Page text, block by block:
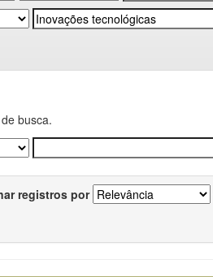
busca.
registros por